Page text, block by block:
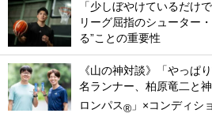
「少しぼやけているだけ
リーグ屈指のシューター
る”ことの重要性
《山の神対談》「やっぱ
名ランナー、柏原竜二と
ロンパス® 」×コンディシ